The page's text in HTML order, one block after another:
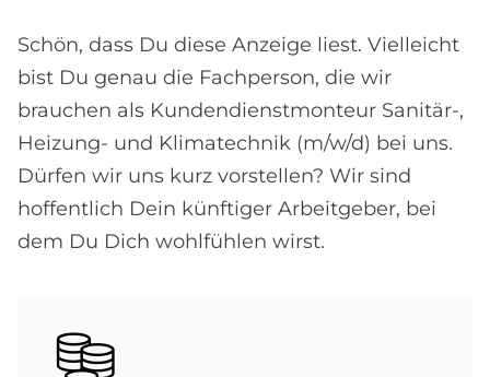
Schön, dass Du diese Anzeige liest. Vielleicht
bist Du genau die Fachperson, die wir
brauchen als Kundendienstmonteur Sanitär-,
Heizung- und Klimatechnik (m/w/d) bei uns.
Dürfen wir uns kurz vorstellen? Wir sind
hoffentlich Dein künftiger Arbeitgeber, bei
dem Du Dich wohlfühlen wirst.
Bild